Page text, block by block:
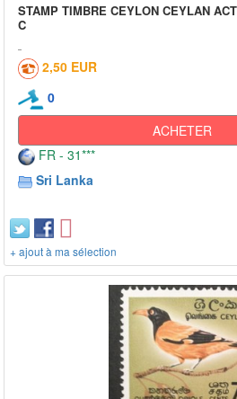
STAMP TIMBRE CEYLON CEYLAN
C
2,50 EUR
0
ACHETER
FR - 31***
Sri Lanka
+ ajout à ma sélection